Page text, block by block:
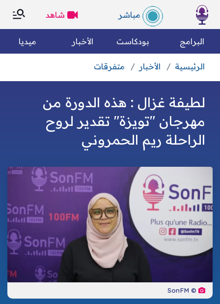
×
التصنيفات
الكل رياضة
متفرقات مقالات رأي
الأخبار العالمية الأخبار الوطنية
مجتمع مدني
تكنولوجيا
صحة تحليلات
الأخبار المحلية
× الرئسية
من نحن؟
وين تسمعونا
فريق العمل
الميثاق التحريري
إشهار
اتصل بنا
مباشر شاهد
البرامج بودكاست الأخبار ميديا
الرئيسية الأخبار متفرقات
لطيفة غزال : هذه الدورة من
مهرجان "تويزة" تقدير لروح
الراحلة ريم الحمروني
© SonFM